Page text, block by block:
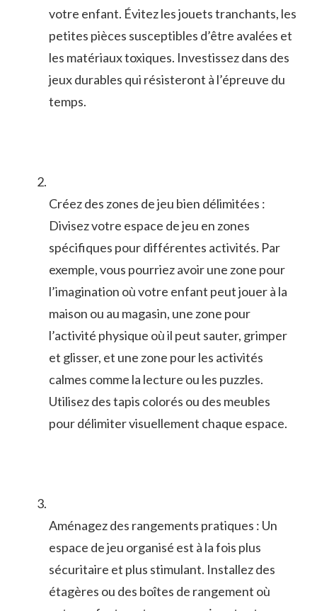
votre enfant. Évitez ⁣les jouets tranchants, les
petites pièces susceptibles d’être avalées et
les⁤ matériaux toxiques. ‌Investissez dans des
jeux durables qui⁤ résisteront à l’épreuve du
temps.
Créez⁣ des​ zones de⁤ jeu ⁤bien délimitées ⁢:
Divisez votre ⁣espace de jeu ‌en zones
spécifiques pour différentes ⁤activités. Par‍
exemple, ⁢vous pourriez avoir une zone​ pour
l’imagination où votre ⁢enfant ​peut jouer ‍à la
maison ou au magasin,⁢ une zone⁣ pour‍
l’activité physique où il peut sauter, grimper
‌et glisser, et ‍une zone pour les activités
calmes comme la⁢ lecture ou les puzzles.
Utilisez des tapis colorés ou ⁢des ​meubles
pour ‍délimiter visuellement chaque espace.
Aménagez des ⁢rangements ⁤pratiques : Un
espace de ‍jeu organisé est ​à‍ la fois plus
sécuritaire ‌et plus⁣ stimulant.​ Installez des
étagères ou‌ des boîtes de rangement où